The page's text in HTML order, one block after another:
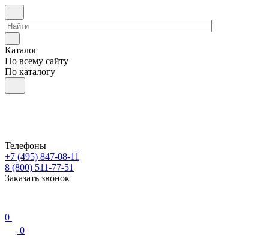
Каталог
По всему сайту
По каталогу
Телефоны
+7 (495) 847-08-11
8 (800) 511-77-51
Заказать звонок
0
0